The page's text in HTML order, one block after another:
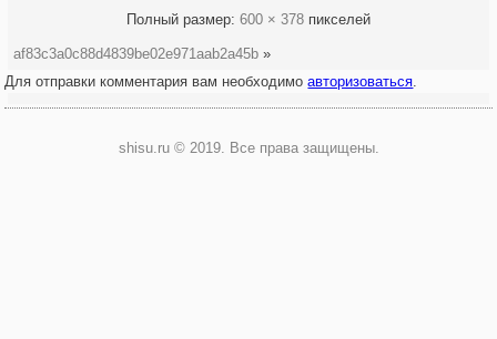
Полный размер: 600 × 378 пикселей
af83c3a0c88d4839be02e971aab2a45b »
Для отправки комментария вам необходимоавторизоваться.
shisu.ru © 2019. Все права защищены.